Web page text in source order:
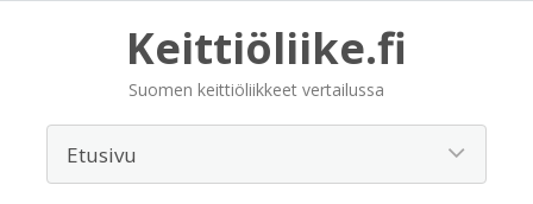
Keittiöliike.fi
Suomen keittiöliikkeet vertailussa